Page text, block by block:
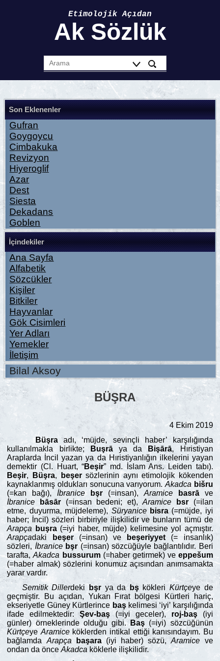
Ak Sözlük
Etimolojik Açıdan
Son Eklenenler
Gufran
Goygoycu
Cimbakuka
Revizyon
Hiyeroglif
Azar
Dest
Siesta
Dekadans
Goblen
İçindekiler
Ana Sayfa
Alfabetik
Sözcükler
Kişiler
Bitkiler
Hayvanlar
Gök Cisimleri
Yer Adları
Yemekler
İletişim
Bilal Aksoy
BÜŞRA
4 Ekim 2019
Büşraadı, ‘müjde, sevinçli haber’ karşılığında
kullanılmakla birlikte;
Buşrāya daBişārā, Hıristiyan
Araplarda İncil yazan ya da Hıristiyanlığın ilkelerini yayan
demektir (Cl. Huart, “Beşir” md. İslam Ans. Leiden tabı).
Beşir, Büşra, beşersözlerinin aynı etimolojik kökenden
kaynaklanmış oldukları sonucuna varıyorum.Akadca bišru
(=kan bağı), İbranice bşr (=insan), Aramice basrāve
İbranice
bāsār (=insan bedeni; et),Aramice bsr(=ilan
etme, duyurma, müjdeleme), Süryanice bisra(=müjde, iyi
haber; İncil) sözleri birbiriyle ilişkilidir ve bunların tümü de
Arapça
buşra(=iyi haber, müjde) kelimesine yol açmıştır.
Arapçadaki beşer(=insan) ve beşeriyyet(= insanlık)
sözleri, İbranice bşr (=insan) sözcüğüyle bağlantılıdır. Beri
tarafta,Akadca bussurum(=haber getirmek) ve eppešum
(=haber almak) sözlerini konumuz açısından anımsamakta
yarar vardır.
Semitik Dillerdeki bşr ya da bşkökleri Kürtçeye de
geçmiştir. Bu açıdan, Yukarı Fırat bölgesi Kürtleri hariç,
ekseriyetle Güney Kürtlerince başkelimesi ‘iyi’ karşılığında
ifade edilmektedir:Şev-baş (=iyi geceler), roj-baş(iyi
günler) örneklerinde olduğu gibi.Baş (=iyi) sözcüğünün
Kürtçeye Aramiceköklerden intikal ettiği kanısındayım. Bu
bağlamda Arapça başara(iyi haber) sözü,Aramice ve
ondan da önceAkadca köklerle ilişkilidir.